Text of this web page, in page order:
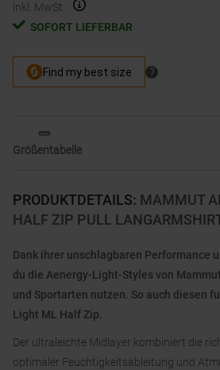
PRODUKTDETAILS: MAMMUT
HALF ZIP PULL
Dank ihrer unschlagbaren Performance
du die Aenergy-Light-Styles von
und Sportarten nutzen. So auch diesen
Light ML Half Zip.
Der ultraleichte Midlayer kombiniert die
optimaler Feuchtigkeitsableitung und
inkl. MwSt.
SOFORT LIEFERBAR
Größentabelle